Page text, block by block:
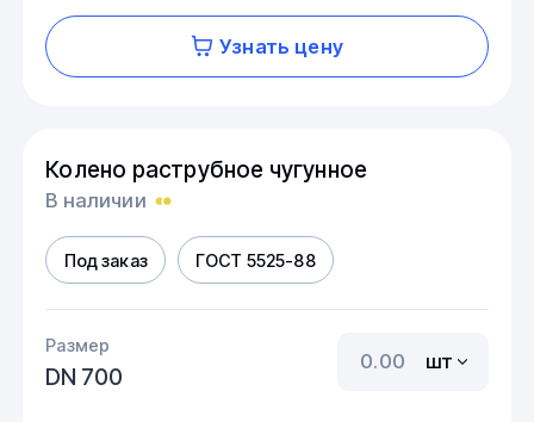
Узнать цену
Колено раструбное чугунное
В наличии
Под заказ ГОСТ 5525-88
Размер
DN 700
шт